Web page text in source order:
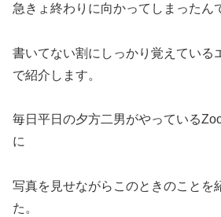
急きょ終わりに向かってしまったん
書いてない割にしっかり覚えている
で紹介します。
毎日平日の夕方二男がやっている
に
写真を見せながらこのときのことを
た。